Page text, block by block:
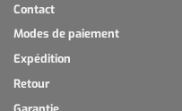
Contact
Modes de paiement
Expédition
Retour